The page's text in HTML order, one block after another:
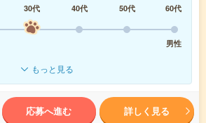
30代 40代 50代
60代
男性
もっと見る
応募へ進む 詳しく見る